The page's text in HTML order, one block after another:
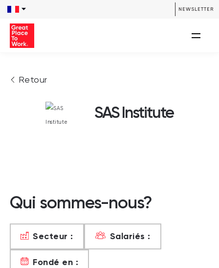
NEWSLETTER
Retour
SAS Institute
Qui sommes-nous?
Secteur : Salariés :
Fondé en :